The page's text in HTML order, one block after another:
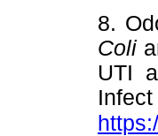
8.
Coli
UTI